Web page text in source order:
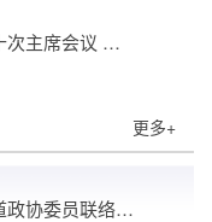
区政协召开三届三十四次党组暨三十次主席会议 逯鹰主...
更多+
区政协社会和法制委员会、黄岛街道政协委员联络室组织开展赋能“十...